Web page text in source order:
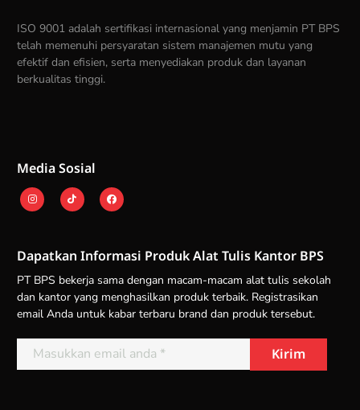
ISO 9001 adalah sertifikasi internasional yang menjamin PT BPS
telah memenuhi persyaratan sistem manajemen mutu yang
efektif dan efisien, serta menyediakan produk dan layanan
berkualitas tinggi.
Media Sosial
Dapatkan Informasi Produk Alat Tulis Kantor BPS
PT BPS bekerja sama dengan macam-macam alat tulis sekolah
dan kantor yang menghasilkan produk terbaik. Registrasikan
email Anda untuk kabar terbaru brand dan produk tersebut.